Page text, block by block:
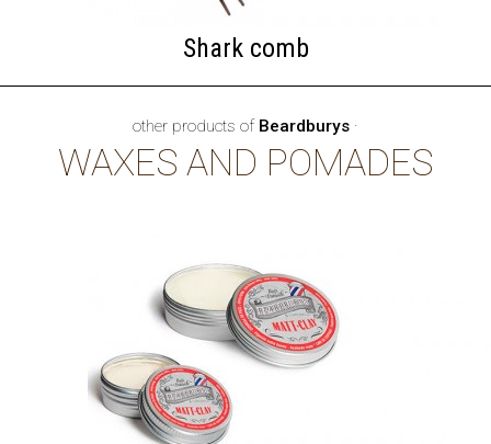
Shark comb
other products of Beardburys ·
WAXES AND POMADES